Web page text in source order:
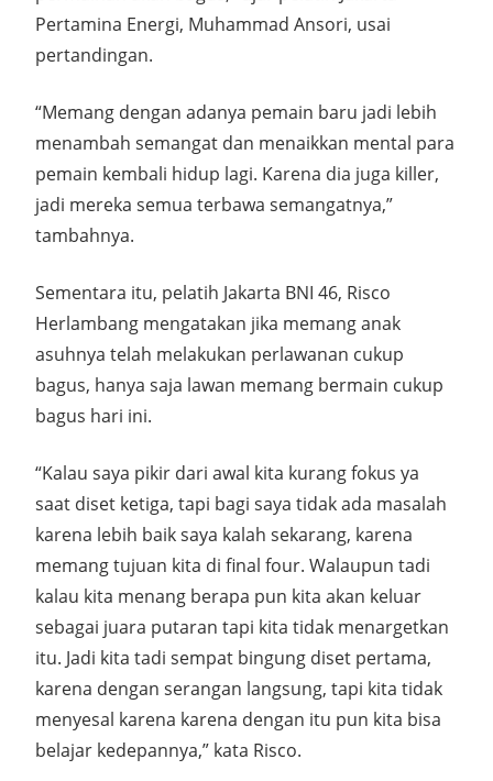
Pertamina Energi, Muhammad Ansori, usai
pertandingan.
“Memang dengan adanya pemain baru jadi lebih
menambah semangat dan menaikkan mental para
pemain kembali hidup lagi. Karena dia juga killer,
jadi mereka semua terbawa semangatnya,”
tambahnya.
Sementara itu, pelatih Jakarta BNI 46, Risco
Herlambang mengatakan jika memang anak
asuhnya telah melakukan perlawanan cukup
bagus, hanya saja lawan memang bermain cukup
bagus hari ini.
“Kalau saya pikir dari awal kita kurang fokus ya
saat diset ketiga, tapi bagi saya tidak ada masalah
karena lebih baik saya kalah sekarang, karena
memang tujuan kita di final four. Walaupun tadi
kalau kita menang berapa pun kita akan keluar
sebagai juara putaran tapi kita tidak menargetkan
itu. Jadi kita tadi sempat bingung diset pertama,
karena dengan serangan langsung, tapi kita tidak
menyesal karena karena dengan itu pun kita bisa
belajar kedepannya,” kata Risco.